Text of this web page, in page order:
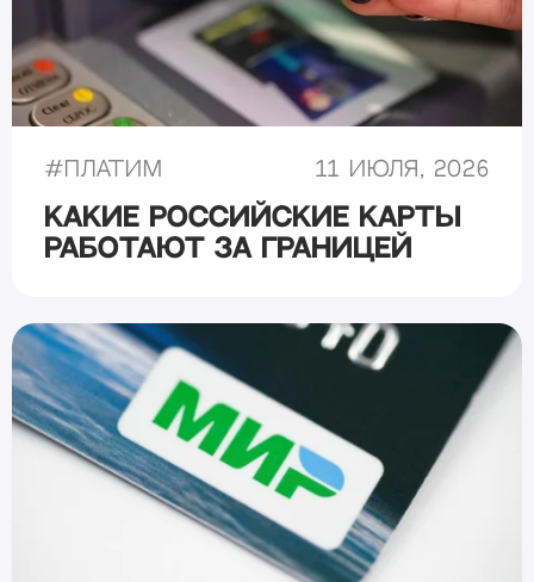
# Платим 11 июля, 2026
Какие российские карты
работают за границей